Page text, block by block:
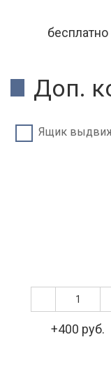
бесплатно
Доп.
Ящик
+400 руб.